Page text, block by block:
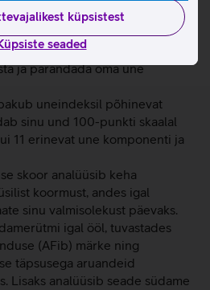
küpsistest
seaded
sinu unefaase, südame
(HRV) ja kehatemperatuuri,
ja parandada oma une
uneindeksil põhinevat
sinu und 100-punkti skaalal
11 erinevat une komponenti ja
skoor analüüsib keha
koormust, andes igal
sinu valmisolekust päevaks.
igal ööl, tuvastades
(AFib) märke ning
täpsusega aruandeid
Lisaks analüüsib seade südame